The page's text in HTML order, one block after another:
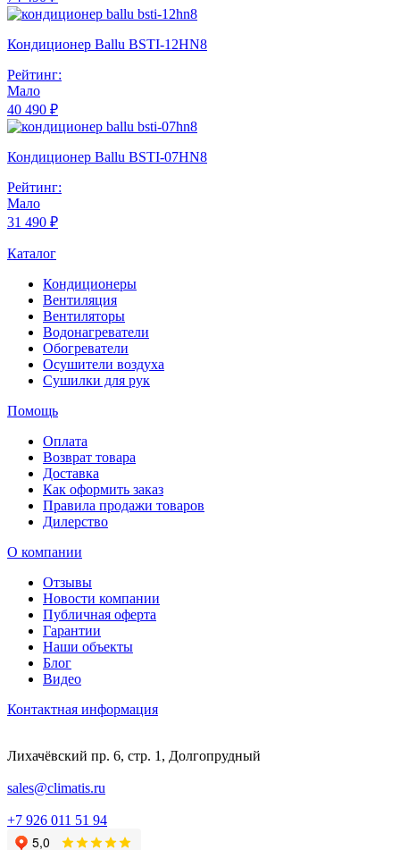
Кондиционер Ballu BSTI-12HN8
Рейтинг:
Мало
40 490 ₽
Кондиционер Ballu BSTI-07HN8
Рейтинг:
Мало
31 490 ₽
Каталог
Кондиционеры
Вентиляция
Вентиляторы
Водонагреватели
Обогреватели
Осушители воздуха
Сушилки для рук
Помощь
Оплата
Возврат товара
Доставка
Как оформить заказ
Правила продажи товаров
Дилерство
О компании
Отзывы
Новости компании
Публичная оферта
Гарантии
Наши объекты
Блог
Видео
Контактная информация
Лихачёвский пр. 6, стр. 1, Долгопрудный
sales@climatis.ru
+7 926 011 51 94